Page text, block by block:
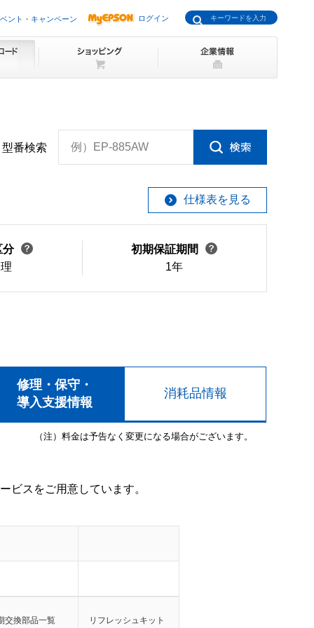
ント・キャンペーン ログイン
型番検索 例）EP-885AW
仕様表を見る
分
初期保証期間
1年
修理・保守・
導入支援情報
消耗品情報
（注）料金は予告なく変更になる場合がございます。
ビスをご用意しています。
交換部品一覧 リフレッシュキット